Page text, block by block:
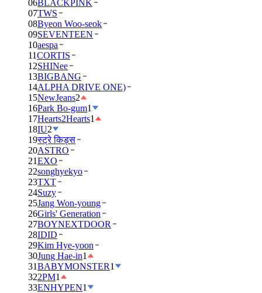
06BLACKPINK
07TWS
08Byeon Woo-seok
09SEVENTEEN
10aespa
11CORTIS
12SHINee
13BIGBANG
14ALPHA DRIVE ONE)
15NewJeans2
16Park Bo-gum1
17Hearts2Hearts1
18IU2
19स्ट्रे किड्स
20ASTRO
21EXO
22songhyekyo
23TXT
24Suzy
25Jang Won-young
26Girls' Generation
27BOYNEXTDOOR
28IDID
29Kim Hye-yoon
30Jung Hae-in1
31BABYMONSTER1
322PM1
33ENHYPEN1